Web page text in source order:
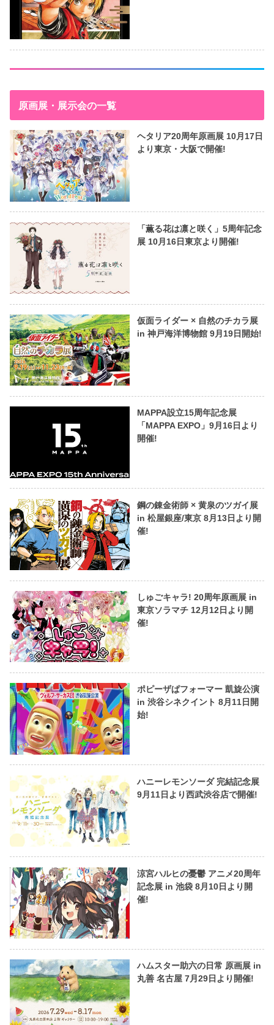
原画展・展示会の一覧
ヘタリア20周年原画展 10月17日
より東京・大阪で開催!
「薫る花は凛と咲く」5周年記念
展 10月16日東京より開催!
仮面ライダー × 自然のチカラ展
in 神戸海洋博物館 9月19日開始!
MAPPA設立15周年記念展
「MAPPA EXPO」9月16日より
開催!
鋼の錬金術師 × 黄泉のツガイ展
in 松屋銀座/東京 8月13日より開
催!
しゅごキャラ! 20周年原画展 in
東京ソラマチ 12月12日より開
催!
ポピーザぱフォーマー 凱旋公演
in 渋谷シネクイント 8月11日開
始!
ハニーレモンソーダ 完結記念展
9月11日より西武渋谷店で開催!
涼宮ハルヒの憂鬱 アニメ20周年
記念展 in 池袋 8月10日より開
催!
ハムスター助六の日常 原画展 in
丸善 名古屋 7月29日より開催!